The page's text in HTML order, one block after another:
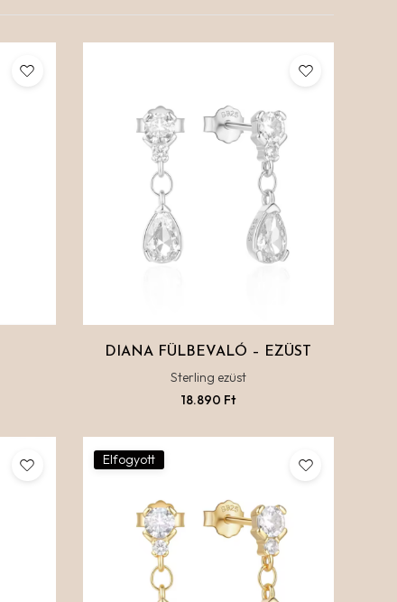
DIANA FÜLBEVALÓ – EZÜST
Sterling ezüst
18.890 Ft
Elfogyott